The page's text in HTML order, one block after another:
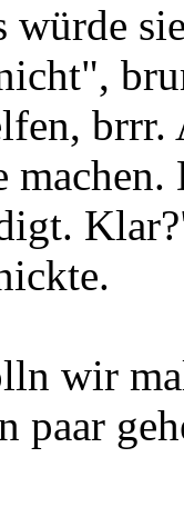
würde
machen.
wir
paar